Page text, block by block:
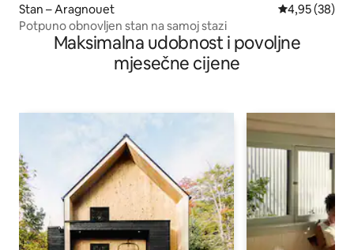
Stan – Aragnouet Prosječna
4,95 (38)
Potpuno obnovljen stan na samoj stazi
Maksimalna udobnost i povoljne
mjesečne cijene